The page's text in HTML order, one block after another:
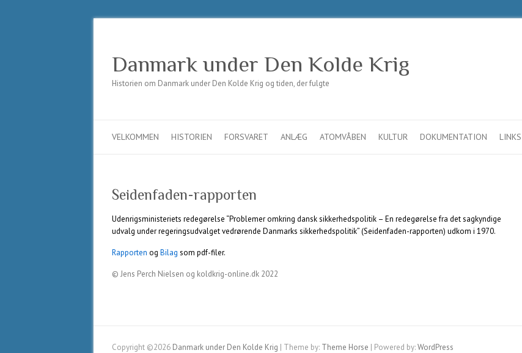
Danmark under Den Kolde Krig
Historien om Danmark under Den Kolde Krig og tiden, der fulgte
VELKOMMEN HISTORIEN FORSVARET ANLÆG ATOMVÅBEN KULTUR DOKUMENTATION LINKS
Seidenfaden-rapporten
Udenrigsministeriets redegørelse “Problemer omkring dansk sikkerhedspolitik – En redegørelse fra det sagkyndige
udvalg under regeringsudvalget vedrørende Danmarks sikkerhedspolitik” (Seidenfaden-rapporten) udkom i 1970.
Rapporten og Bilag som pdf-filer.
© Jens Perch Nielsen og koldkrig-online.dk 2022
Copyright ©2026 Danmark under Den Kolde Krig | Theme by: Theme Horse | Powered by:WordPress